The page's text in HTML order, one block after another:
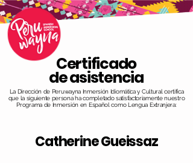
Certificado
de asistencia
La Dirección de Peruwayna Inmersión Idiomática y Cultural certifica
que la siguiente persona ha completado satisfactoriamente nuestro
Programa de Inmersión en Español como Lengua Extranjera:
Catherine Gueissaz